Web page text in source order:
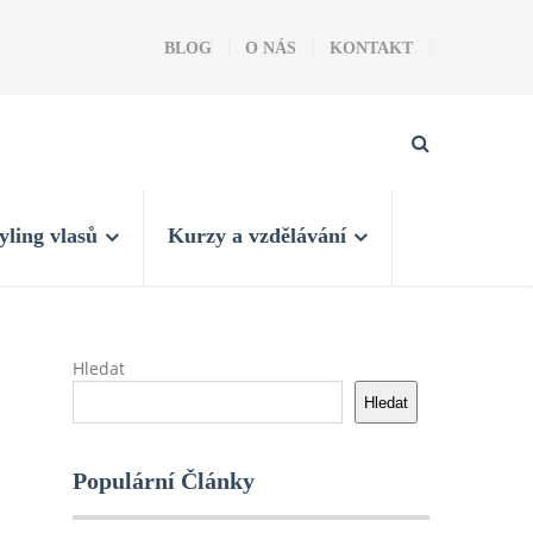
BLOG O NÁS KONTAKT
vlasů Kurzy a vzdělávání
Hledat
Hledat
Populární Články